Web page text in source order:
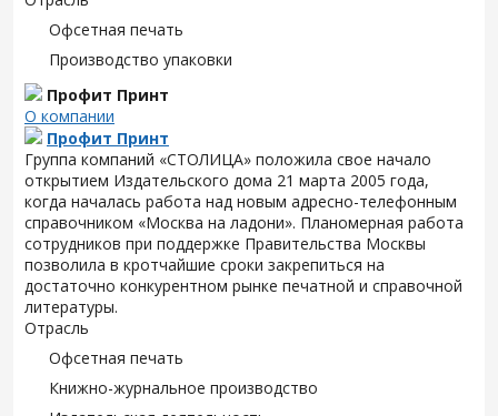
Офсетная печать
Производство упаковки
Профит Принт
О компании
Профит Принт
Группа компаний «СТОЛИЦА» положила свое начало
открытием Издательского дома 21 марта 2005 года,
когда началась работа над новым адресно-телефонным
справочником «Москва на ладони». Планомерная работа
сотрудников при поддержке Правительства Москвы
позволила в кротчайшие сроки закрепиться на
достаточно конкурентном рынке печатной и справочной
литературы.
Отрасль
Офсетная печать
Книжно-журнальное производство